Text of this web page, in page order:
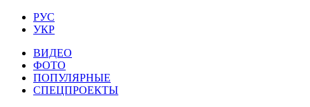
РУС
УКР
ВИДЕО
ФОТО
ПОПУЛЯРНЫЕ
СПЕЦПРОЕКТЫ